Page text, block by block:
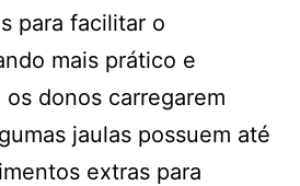
para facilitar o
mais prático e
donos carregarem
jaulas possuem até
extras para